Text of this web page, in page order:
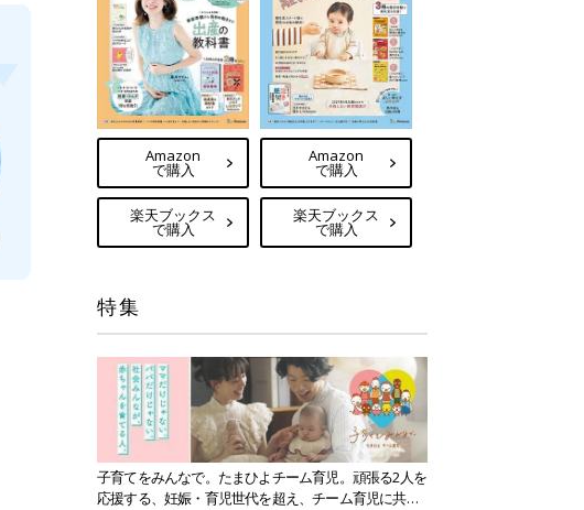
Amazon
で購入
楽天ブックス
で購入
Amazon
で購入
楽天ブックス
で購入
特集
子育てをみんなで。たまひよチーム育児。頑張る2人を
応援する、妊娠・育児世代を超え、チーム育児に共感